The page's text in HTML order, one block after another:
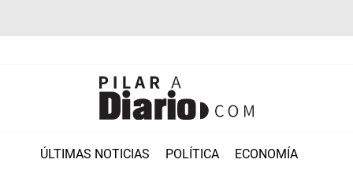
ÚLTIMAS NOTICIAS POLÍTICA ECONOMÍA